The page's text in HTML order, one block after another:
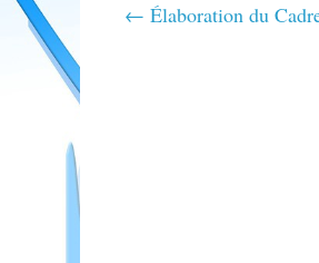
← Élaboration du